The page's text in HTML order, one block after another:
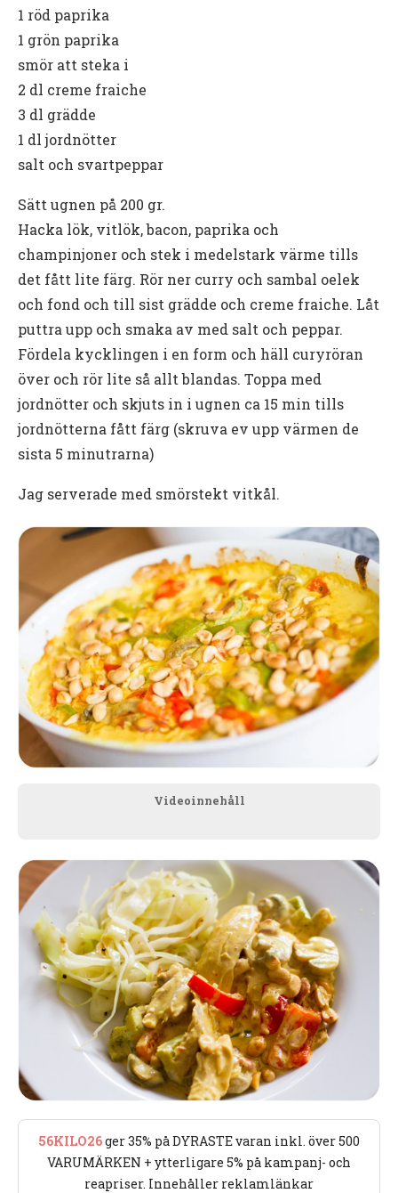
1 röd paprika
1 grön paprika
smör att steka i
2 dl creme fraiche
3 dl grädde
1 dl jordnötter
salt och svartpeppar
Sätt ugnen på 200 gr.
Hacka lök, vitlök, bacon, paprika och
champinjoner och stek i medelstark värme tills
det fått lite färg. Rör ner curry och sambal oelek
och fond och till sist grädde och creme fraiche. Låt
puttra upp och smaka av med salt och peppar.
Fördela kycklingen i en form och häll curyröran
över och rör lite så allt blandas. Toppa med
jordnötter och skjuts in i ugnen ca 15 min tills
jordnötterna fått färg (skruva ev upp värmen de
sista 5 minutrarna)
Jag serverade med smörstekt vitkål.
Videoinnehåll
56KILO26ger 35% på DYRASTE varan inkl. över 500
VARUMÄRKEN + ytterligare 5% på kampanj- och
reapriser. Innehåller reklamlänkar